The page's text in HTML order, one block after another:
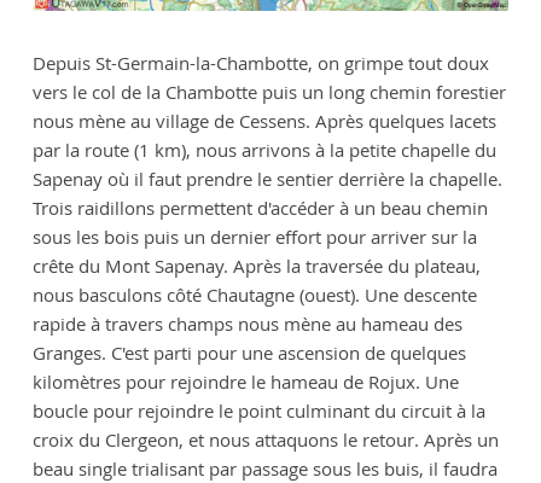
Depuis St-Germain-la-Chambotte, on grimpe tout doux
vers le col de la Chambotte puis un long chemin forestier
nous mène au village de Cessens. Après quelques lacets
par la route (1 km), nous arrivons à la petite chapelle du
Sapenay où il faut prendre le sentier derrière la chapelle.
Trois raidillons permettent d'accéder à un beau chemin
sous les bois puis un dernier effort pour arriver sur la
crête du Mont Sapenay. Après la traversée du plateau,
nous basculons côté Chautagne (ouest). Une descente
rapide à travers champs nous mène au hameau des
Granges. C'est parti pour une ascension de quelques
kilomètres pour rejoindre le hameau de Rojux. Une
boucle pour rejoindre le point culminant du circuit à la
croix du Clergeon, et nous attaquons le retour. Après un
beau single trialisant par passage sous les buis, il faudra